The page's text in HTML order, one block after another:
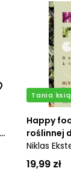
Tania
Happy
roślinnej
Niklas
19,99 zł